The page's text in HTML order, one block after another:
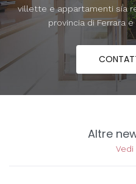
villette e appartamenti sia
provincia di Ferrara
Altre